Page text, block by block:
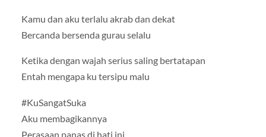
Kamu dan aku terlalu akrab dan dekat
Bercanda bersenda gurau selalu
Ketika dengan wajah serius saling bertatapan
Entah mengapa ku tersipu malu
#KuSangatSuka
Aku membagikannya
Perasaan panas di hati ini